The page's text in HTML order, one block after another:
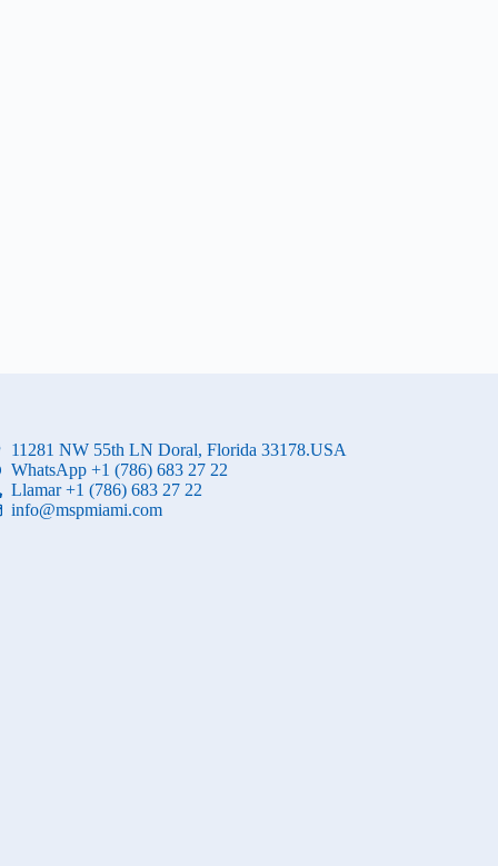
11281 NW 55th LN Doral, Florida 33178.USA
WhatsApp +1 (786) 683 27 22
Llamar +1 (786) 683 27 22
info@mspmiami.com